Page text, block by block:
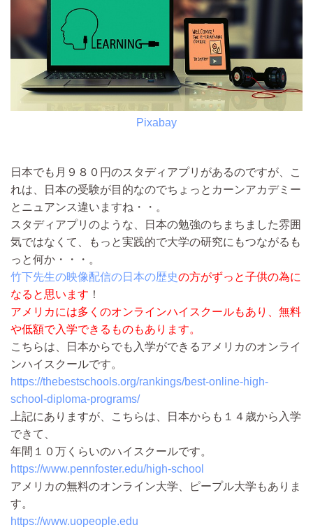
Pixabay
日本でも月９８０円のスタディアプリがあるのですが、こ
れは、日本の受験が目的なのでちょっとカーンアカデミー
とニュアンス違いますね・・。
スタディアプリのような、日本の勉強のちまちました雰囲
気ではなくて、もっと実践的で大学の研究にもつながるも
っと何か・・・。
竹下先生の映像配信の日本の歴史の方がずっと子供の為に
なると思います ！
アメリカには多くのオンラインハイスクールもあり、無料
や低額で入学できるものもあります。
こちらは、日本からでも入学ができるアメリカのオンライ
ンハイスクールです。
https://thebestschools.org/rankings/best-online-high-
school-diploma-programs/
上記にありますが、こちらは、日本からも１４歳から入学
できて、
年間１０万くらいのハイスクールです。
https://www.pennfoster.edu/high-school
アメリカの無料のオンライン大学、ピープル大学もありま
す。
https://www.uopeople.edu